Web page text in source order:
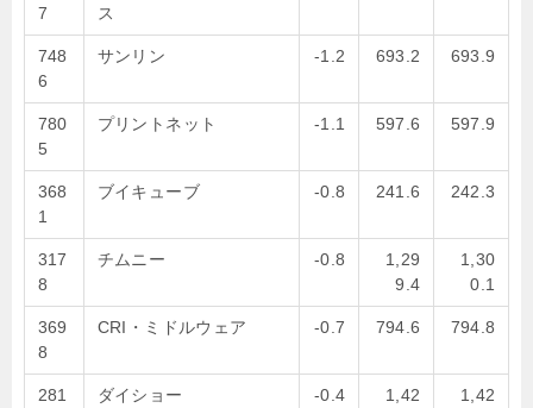
7
ス
748
6
サンリン -1.2 693.2 693.9
780
5
プリントネット -1.1 597.6 597.9
368
1
ブイキューブ -0.8 241.6 242.3
317
8
チムニー -0.8
1,29
9.4
1,30
0.1
369
8
CRI・ミドルウェア -0.7 794.6 794.8
281 ダイショー -0.4 1,42 1,42